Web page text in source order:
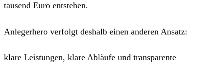
tausend Euro entstehen.
Anlegerhero verfolgt deshalb einen anderen Ansatz:
klare Leistungen, klare Abläufe und transparente